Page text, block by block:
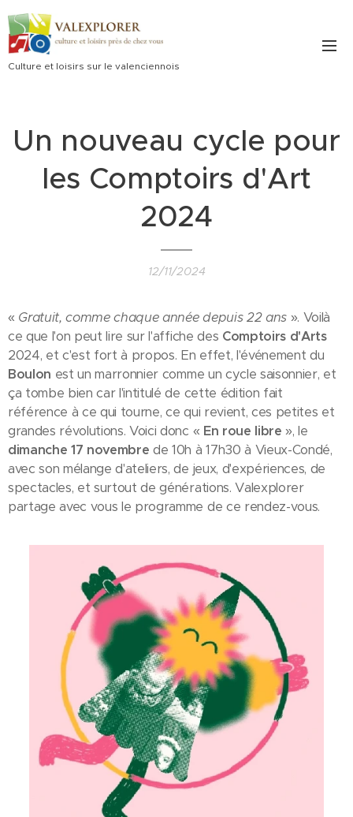
Culture et loisirs sur le valenciennois
Un nouveau cycle pour
les Comptoirs d'Art
2024
12/11/2024
« Gratuit, comme chaque année depuis 22 ans ». Voilà
ce que l'on peut lire sur l'affiche des Comptoirs d'Arts
2024, et c'est fort à propos. En effet, l'événement du
Boulon est un marronnier comme un cycle saisonnier, et
ça tombe bien car l'intitulé de cette édition fait
référence à ce qui tourne, ce qui revient, ces petites et
grandes révolutions. Voici donc « En roue libre », le
dimanche 17 novembre de 10h à 17h30 à Vieux-Condé,
avec son mélange d'ateliers, de jeux, d'expériences, de
spectacles, et surtout de générations. Valexplorer
partage avec vous le programme de ce rendez-vous.